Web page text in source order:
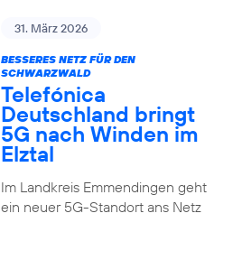
31. März 2026
BESSERES NETZ FÜR DEN
SCHWARZWALD
Telefónica
Deutschland bringt
5G nach Winden im
Elztal
Im Landkreis Emmendingen geht
ein neuer 5G-Standort ans Netz